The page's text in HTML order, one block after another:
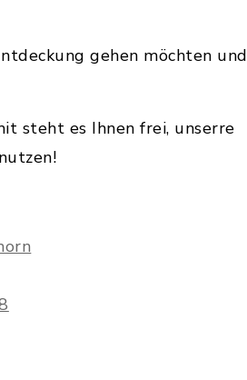
gehen möchten und
steht es Ihnen frei, unserre